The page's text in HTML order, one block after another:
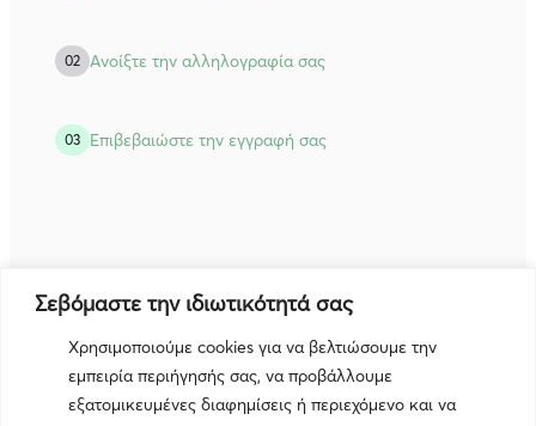
Σεβόμαστε την ιδιωτικότητά σας
Χρησιμοποιούμε cookies για να βελτιώσουμε την
εμπειρία περιήγησής σας, να προβάλλουμε
εξατομικευμένες διαφημίσεις ή περιεχόμενο και να
02 Ανοίξτε την αλληλογραφία σας
03 Eπιβεβαιώστε την εγγραφή σας
Subscribe